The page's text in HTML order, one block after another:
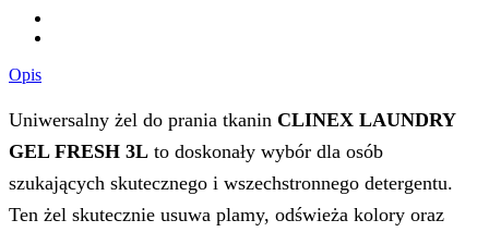
Opis
Uniwersalny żel do prania tkanin CLINEX LAUNDRY
GEL FRESH 3L to doskonały wybór dla osób
szukających skutecznego i wszechstronnego detergentu.
Ten żel skutecznie usuwa plamy, odświeża kolory oraz